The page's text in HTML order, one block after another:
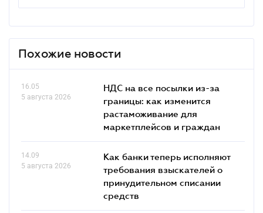
Похожие новости
16.05
5 августа 2026
НДС на все посылки из-за
границы: как изменится
растаможивание для
маркетплейсов и граждан
14.09
5 августа 2026
Как банки теперь исполняют
требования взыскателей о
принудительном списании
средств